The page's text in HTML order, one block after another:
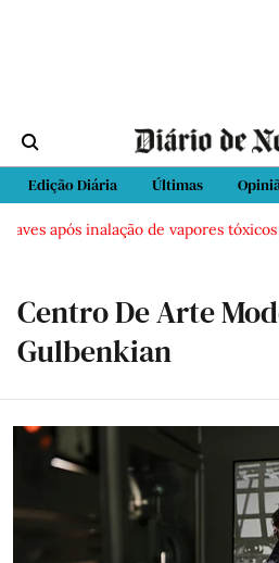
Edição Diária Últimas
após inalação de vapores tóxicos
Centro De Arte
Gulbenkian